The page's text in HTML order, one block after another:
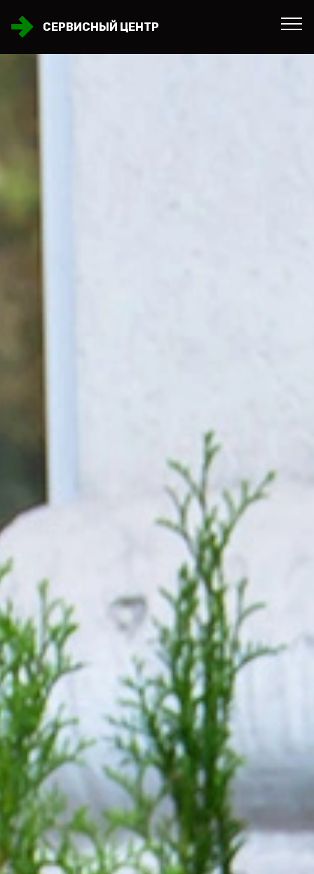
СЕРВИСНЫЙ ЦЕНТР